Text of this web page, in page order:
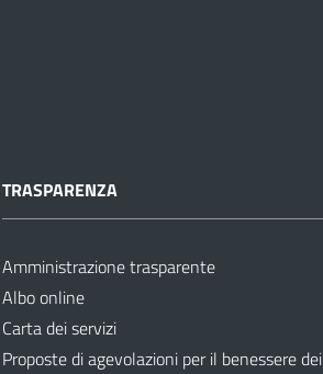
TRASPARENZA
Amministrazione trasparente
Albo online
Carta dei servizi
Proposte di agevolazioni per il benessere dei